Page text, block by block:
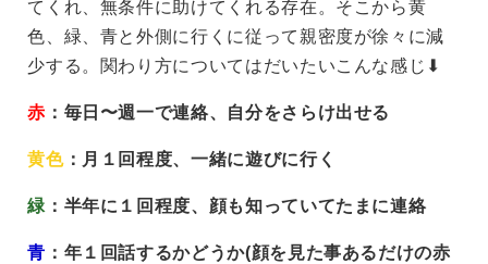
てくれ、無条件に助けてくれる存在。そこから黄
色、緑、青と外側に行くに従って親密度が徐々に減
少する。関わり方についてはだいたいこんな感じ⬇︎
赤 ：毎日〜週一で連絡、自分をさらけ出せる
黄色：月１回程度、一緒に遊びに行く
緑 ：半年に１回程度、顔も知っていてたまに連絡
青 ：年１回話するかどうか(顔を見た事あるだけの赤